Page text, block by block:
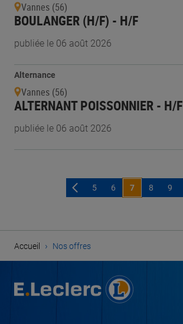
Vannes (56)
BOULANGER (H/F) - H/F
publiée le 06 août 2026
Alternance
Vannes (56)
ALTERNANT POISSONNIER - H/F
publiée le 06 août 2026
5 6 7 8 9
Accueil › Nos offres